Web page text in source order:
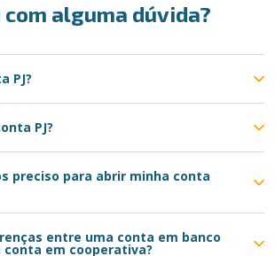
alguma dúvida?
PJ?
PJ?
preciso para abrir minha conta
entre uma conta em banco
em cooperativa?